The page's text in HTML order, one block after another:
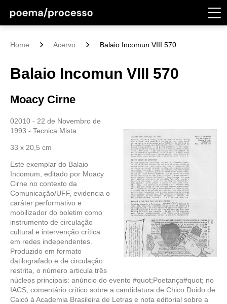
Home Acervo Balaio Incomun VIII 570
Balaio Incomun VIII 570
Moacy Cirne
02010 - 22 de Novembro de
1993 - Tecnica Mista
33 x 20,5 cm
Este exemplar do Balaio
Incomum, editado por Moacy
Cirne no contexto da
Comunicação/UFF, evidencia o
caráter performativo e
mobilizador do boletim como
instrumento de circulação
cultural e intervenção crítica
em redes independentes.
Produzido em formato
datilografado e de circulação
restrita, o número articula três
núcleos principais: anúncio do evento #quot;Poetança#quot; no
IACS, comentário crítico sobre a candidatura de Chico Doido de
Caicó à Academia Brasileira de Letras e nota editorial sobre a